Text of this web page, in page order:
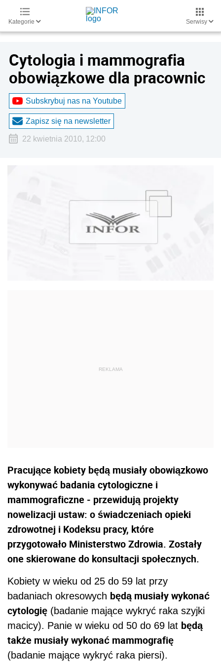
Kategorie Serwisy
Cytologia i mammografia
obowiązkowe dla pracownic
Subskrybuj nas na Youtube
Zapisz się na newsletter
22 kwietnia 2010, 12:00
Pracujące kobiety będą musiały obowiązkowo
wykonywać badania cytologiczne i
mammograficzne - przewidują projekty
nowelizacji ustaw: o świadczeniach opieki
zdrowotnej i Kodeksu pracy, które
przygotowało Ministerstwo Zdrowia. Zostały
one skierowane do konsultacji społecznych.
Kobiety w wieku od 25 do 59 lat przy
badaniach okresowych będą musiały wykonać
cytologię (badanie mające wykryć raka szyjki
macicy). Panie w wieku od 50 do 69 lat będą
także musiały wykonać mammografię
(badanie mające wykryć raka piersi).